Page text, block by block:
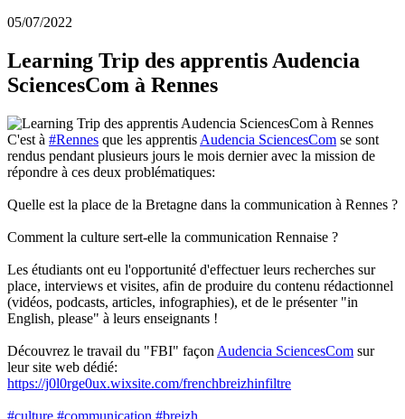
05/07/2022
Learning Trip des apprentis Audencia
SciencesCom à Rennes
C'est à #Rennes que les apprentis Audencia SciencesCom se sont
rendus pendant plusieurs jours le mois dernier avec la mission de
répondre à ces deux problématiques:
Quelle est la place de la Bretagne dans la communication à Rennes ?
Comment la culture sert-elle la communication Rennaise ?
Les étudiants ont eu l'opportunité d'effectuer leurs recherches sur
place, interviews et visites, afin de produire du contenu rédactionnel
(vidéos, podcasts, articles, infographies), et de le présenter "in
English, please" à leurs enseignants !
Découvrez le travail du "FBI" façon Audencia SciencesCom sur
leur site web dédié:
https://j0l0rge0ux.wixsite.com/frenchbreizhinfiltre
#culture #communication #breizh